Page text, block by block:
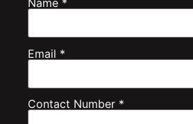
Name *
Email *
Contact Number *